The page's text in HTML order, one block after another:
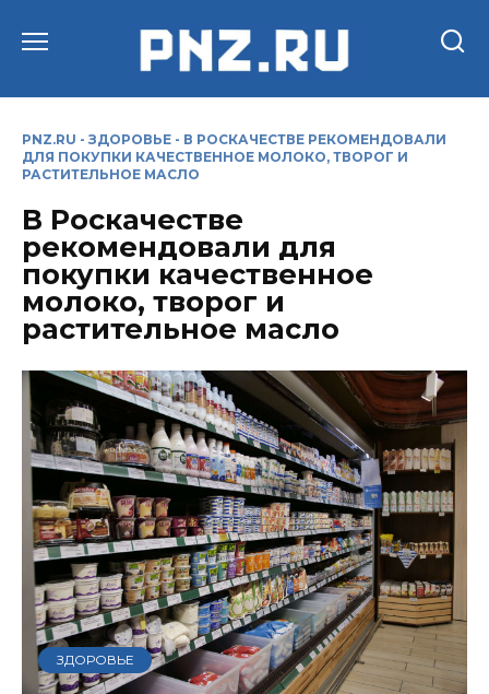
PNZ.RU - ЗДОРОВЬЕ - В РОСКАЧЕСТВЕ РЕКОМЕНДОВАЛИ
ДЛЯ ПОКУПКИ КАЧЕСТВЕННОЕ МОЛОКО, ТВОРОГ И
РАСТИТЕЛЬНОЕ МАСЛО
В Роскачестве
рекомендовали для
покупки качественное
молоко, творог и
растительное масло
ЗДОРОВЬЕ